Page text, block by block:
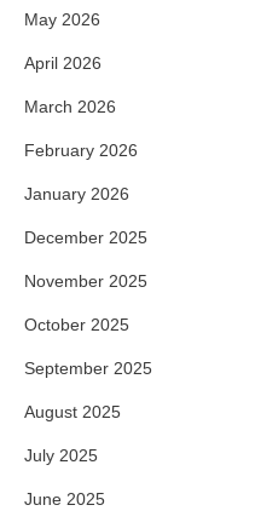
May 2026
April 2026
March 2026
February 2026
January 2026
December 2025
November 2025
October 2025
September 2025
August 2025
July 2025
June 2025